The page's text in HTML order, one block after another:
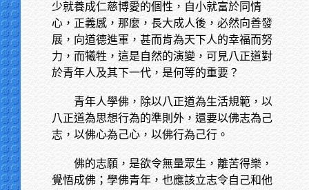
少就養成仁慈博愛的個性，自小就富於同情
心，正義感，那麼，長大成人後，必然向善發
展，向道德進軍，甚而肯為天下人的幸福而努
力，而犧牲，這是自然的演變，可見八正道對
於青年人及其下一代，是何等的重要？
青年人學佛，除以八正道為生活規範，以
八正道為思想行為的準則外，還要以佛志為己
志，以佛心為己心，以佛行為己行。
佛的志願，是欲令無量眾生，離苦得樂，
覺悟成佛；學佛青年，也應該立志令自己和他